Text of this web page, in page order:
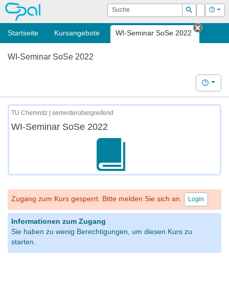
OPAL Suche
Suchen
Login Hilfe
Startseite Kursangebote WI-Seminar SoSe 2022
Tab
WI-Seminar SoSe 2022
Hilfe
TU Chemnitz | semesterübergreifend
WI-Seminar SoSe 2022
Zugang zum Kurs gesperrt. Bitte melden Sie sich an. Login
Informationen zum Zugang
Sie haben zu wenig Berechtigungen, um diesen Kurs zu
starten.